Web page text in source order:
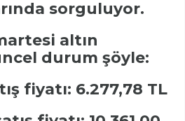
sorguluyor.
altın
durum şöyle:
fiyatı: 6.277,78 TL